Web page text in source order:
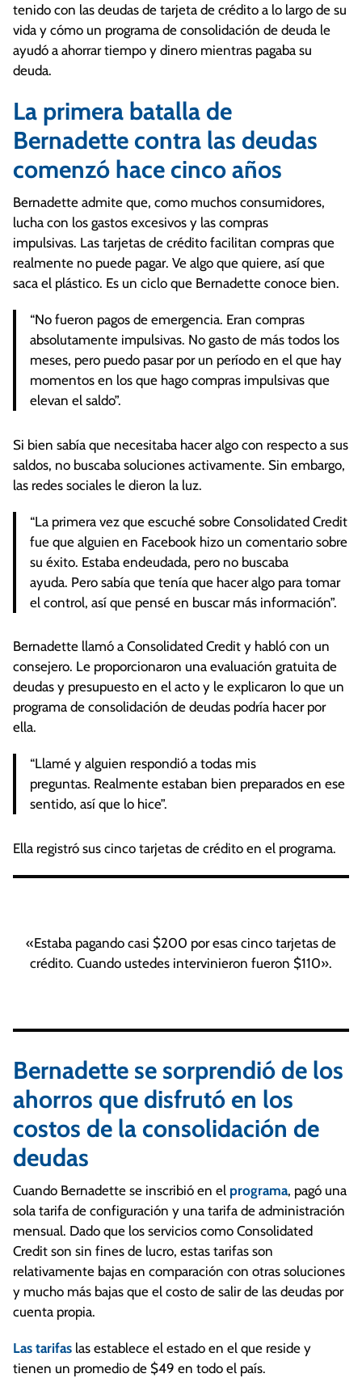
tenido con las deudas de tarjeta de crédito a lo largo de su
vida y cómo un programa de consolidación de deuda le
ayudó a ahorrar tiempo y dinero mientras pagaba su
deuda.
La primera batalla de
Bernadette contra las deudas
comenzó hace cinco años
Bernadette admite que, como muchos consumidores,
lucha con los gastos excesivos y las compras
impulsivas. Las tarjetas de crédito facilitan compras que
realmente no puede pagar. Ve algo que quiere, así que
saca el plástico. Es un ciclo que Bernadette conoce bien.
“No fueron pagos de emergencia. Eran compras
absolutamente impulsivas. No gasto de más todos los
meses, pero puedo pasar por un período en el que hay
momentos en los que hago compras impulsivas que
elevan el saldo”.
Si bien sabía que necesitaba hacer algo con respecto a sus
saldos, no buscaba soluciones activamente. Sin embargo,
las redes sociales le dieron la luz.
“La primera vez que escuché sobre Consolidated Credit
fue que alguien en Facebook hizo un comentario sobre
su éxito. Estaba endeudada, pero no buscaba
ayuda. Pero sabía que tenía que hacer algo para tomar
el control, así que pensé en buscar más información”.
Bernadette llamó a Consolidated Credit y habló con un
consejero. Le proporcionaron una evaluación gratuita de
deudas y presupuesto en el acto y le explicaron lo que un
programa de consolidación de deudas podría hacer por
ella.
“Llamé y alguien respondió a todas mis
preguntas. Realmente estaban bien preparados en ese
sentido, así que lo hice”.
Ella registró sus cinco tarjetas de crédito en el programa.
«Estaba pagando casi $200 por esas cinco tarjetas de
crédito. Cuando ustedes intervinieron fueron $110».
Bernadette se sorprendió de los
ahorros que disfrutó en los
costos de la consolidación de
deudas
Cuando Bernadette se inscribió en el programa, pagó una
sola tarifa de configuración y una tarifa de administración
mensual. Dado que los servicios como Consolidated
Credit son sin fines de lucro, estas tarifas son
relativamente bajas en comparación con otras soluciones
y mucho más bajas que el costo de salir de las deudas por
cuenta propia.
Las tarifas las establece el estado en el que reside y
tienen un promedio de $49 en todo el país.